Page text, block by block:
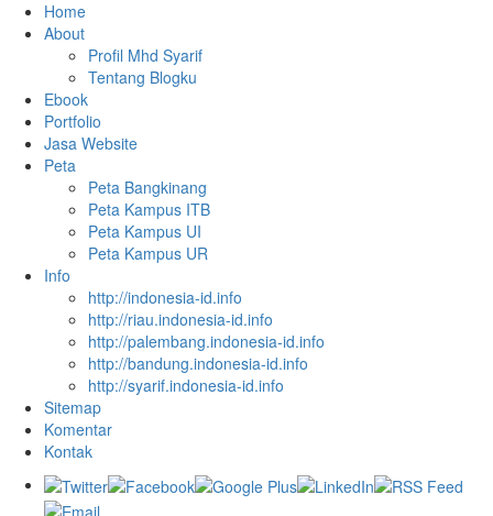
Home
About
Profil Mhd Syarif
Tentang Blogku
Ebook
Portfolio
Jasa Website
Peta
Peta Bangkinang
Peta Kampus ITB
Peta Kampus UI
Peta Kampus UR
Info
http://indonesia-id.info
http://riau.indonesia-id.info
http://palembang.indonesia-id.info
http://bandung.indonesia-id.info
http://syarif.indonesia-id.info
Sitemap
Komentar
Kontak